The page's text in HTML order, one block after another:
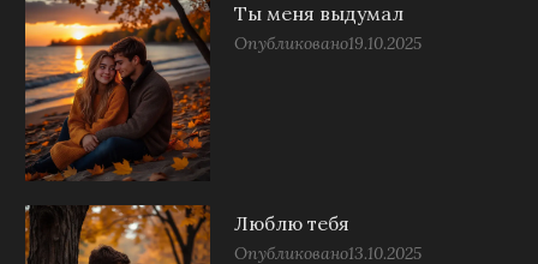
Ты меня выдумал
Опубликовано19.10.2025
Люблю тебя
Опубликовано13.10.2025